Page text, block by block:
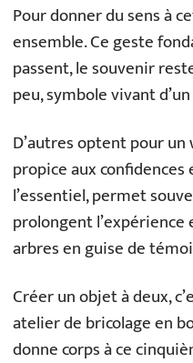
Pour donner du sens à
ensemble. Ce geste
passent, le souvenir
peu, symbole vivant
D’autres optent pour un
propice aux
l’essentiel, permet
prolongent
arbres en guise de
Créer un objet à deux,
atelier de bricolage en
donne corps à ce